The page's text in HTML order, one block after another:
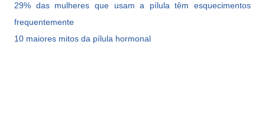
29% das mulheres que usam a pílula têm esquecimentos
frequentemente
10 maiores mitos da pílula hormonal